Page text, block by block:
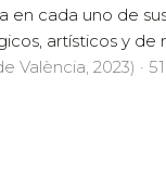
en cada uno de
artísticos y de
2023) ·